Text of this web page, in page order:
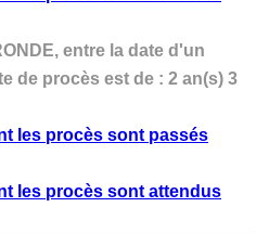
entre la date d'un
de procès est de : 2 an(s) 3